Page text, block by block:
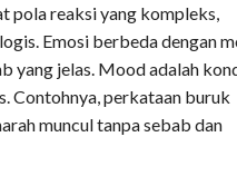
pola reaksi yang kompleks,
Emosi berbeda dengan
yang jelas. Mood adalah
Contohnya, perkataan buruk
muncul tanpa sebab dan